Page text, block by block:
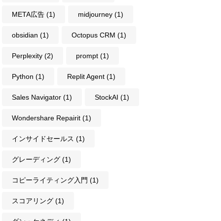
META広告 (1) midjourney (1)
obsidian (1) Octopus CRM (1)
Perplexity (2) prompt (1)
Python (1) Replit Agent (1)
Sales Navigator (1) StockAI (1)
Wondershare Repairit (1)
インサイドセールス (1)
グレーディング (1)
コピーライティング入門 (1)
スコアリング (1)